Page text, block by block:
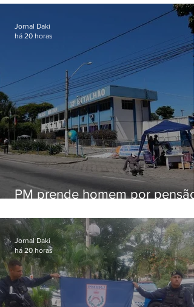
PM prende homem por pensão
Jornal Daki
há 20 horas
Jornal Daki
há 20 horas